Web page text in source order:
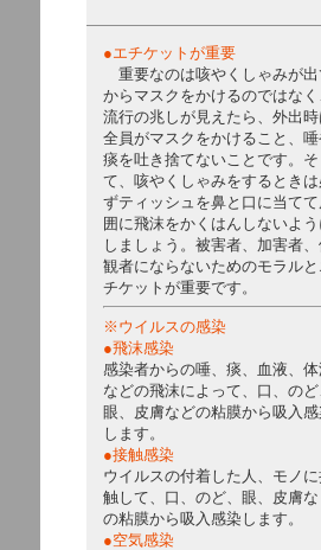
●エチケットが重要
重要なのは咳やくしゃみが出
からマスクをかけるのではなく
流行の兆しが見えたら、外出時
全員がマスクをかけること、唾
痰を吐き捨てないことです。そ
て、咳やくしゃみをするときは
ずティッシュを鼻と口に当てて
囲に飛沫をかくはんしないよう
しましょう。被害者、加害者、
観者にならないためのモラルと
チケットが重要です。
※ウイルスの感染
●飛沫感染
感染者からの唾、痰、血液、体
などの飛沫によって、口、のど
眼、皮膚などの粘膜から吸入感
します。
●接触感染
ウイルスの付着した人、モノに
触して、口、のど、眼、皮膚な
の粘膜から吸入感染します。
●空気感染